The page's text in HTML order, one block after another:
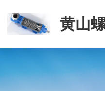
黄山